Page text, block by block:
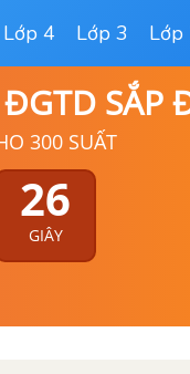
Lớp 4 Lớp 3 Lớp
SẮP
300 SUẤT
25
GIÂY